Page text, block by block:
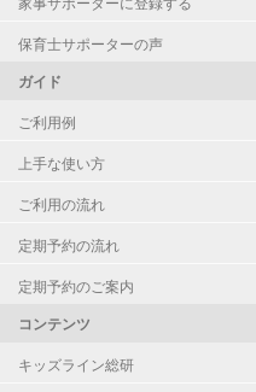
保育士サポーターの声
ガイド
ご利用例
上手な使い方
ご利用の流れ
定期予約の流れ
定期予約のご案内
コンテンツ
キッズライン総研